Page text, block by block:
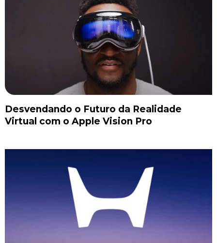
Desvendando o Futuro da Realidade
Virtual com o Apple Vision Pro